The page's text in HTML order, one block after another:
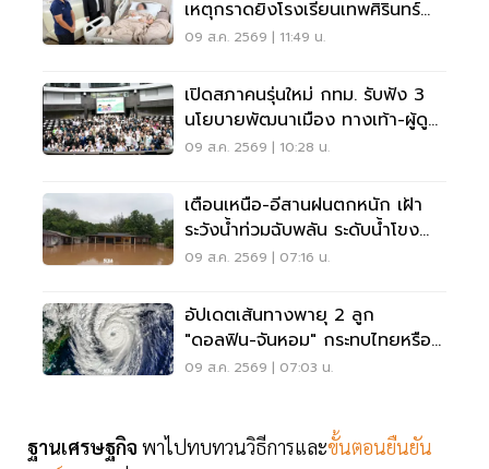
เหตุกราดยิงโรงเรียนเทพศิรินทร์
นนทบุรี
09 ส.ค. 2569 | 11:49 น.
เปิดสภาคนรุ่นใหม่ กทม. รับฟัง 3
นโยบายพัฒนาเมือง ทางเท้า-ผู้ดู
แลออทิสติก-จักรยาน
09 ส.ค. 2569 | 10:28 น.
เตือนเหนือ-อีสานฝนตกหนัก เฝ้า
ระวังน้ำท่วมฉับพลัน ระดับน้ำโขง
เพิ่มสูง
09 ส.ค. 2569 | 07:16 น.
อัปเดตเส้นทางพายุ 2 ลูก
"ดอลฟิน-จันหอม" กระทบไทยหรือ
ไม่ เช็กเลย
09 ส.ค. 2569 | 07:03 น.
ฐานเศรษฐกิจ พาไปทบทวนวิธีการและขั้นตอนยืนยัน